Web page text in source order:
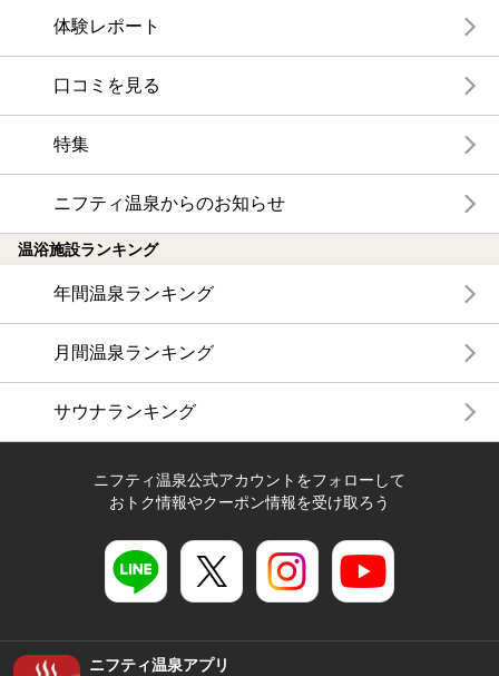
体験レポート
口コミを見る
特集
ニフティ温泉からのお知らせ
温浴施設ランキング
年間温泉ランキング
月間温泉ランキング
サウナランキング
ニフティ温泉公式アカウントをフォローして
おトク情報やクーポン情報を受け取ろう
ニフティ温泉アプリ